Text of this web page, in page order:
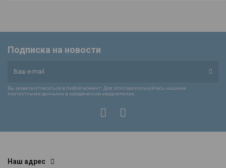
Подписка на новости
Вы можете отписаться в любой момент. Для этого воспользуйтесь нашими
контактными данными в юридическом уведомлении.
Наш адрес